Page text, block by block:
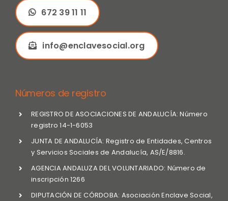
672 39 11 11
info@enclavesocial.org
Números de registro
REGISTRO DE ASOCIACIONES DE ANDALUCÍA: Número
registro 14-1-6053
JUNTA DE ANDALUCÍA: Registro de Entidades, Centros
y Servicios Sociales de Andalucía, AS/E/8816.
AGENCIA ANDALUZA DEL VOLUNTARIADO: Número de
inscripción 1266
DIPUTACIÓN DE CÓRDOBA: Asociación Enclave Social,